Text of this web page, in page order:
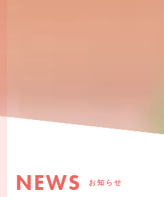
NEWS お知らせ